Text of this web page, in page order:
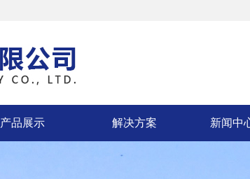
产品展示 解决方案 新闻中